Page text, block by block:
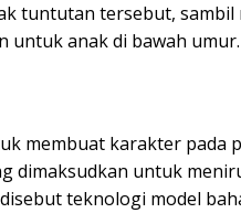
tuntutan tersebut, sambil
untuk anak di bawah umur.
membuat karakter pada
dimaksudkan untuk
teknologi model